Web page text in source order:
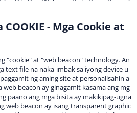
COOKIE - Mga Cookie at
"cookie" at "web beacon" technology. An
text file na naka-imbak sa iyong device u
ng aming site at personalisahin a
web beacon ay ginagamit kasama ang mg
paano ang mga bisita ay makikipag-ugna
web beacon ay isang transparent graphic